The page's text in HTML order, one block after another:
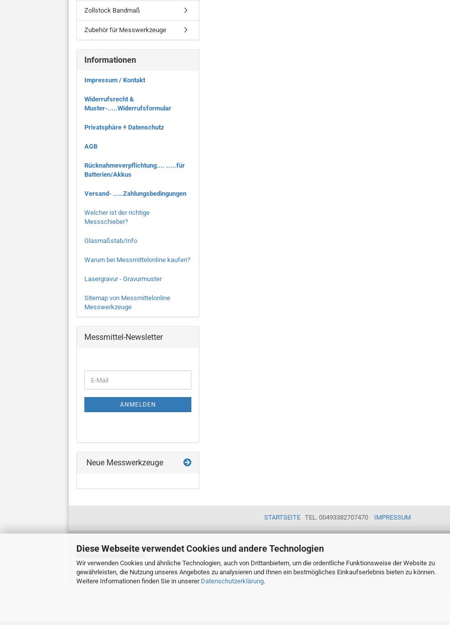
Diese Webseite verwendet Cookies und andere Technologien
Wir verwenden Cookies und ähnliche Technologien, auch von Drittanbietern, um die ordentliche Funktionsweise der Website zu
gewährleisten, die Nutzung unseres Angebotes zu analysieren und Ihnen ein bestmögliches Einkaufserlebnis bieten zu können.
Weitere Informationen finden Sie in unserer Datenschutzerklärung.
Zollstock Bandmaß
Zubehör für Messwerkzeuge
Informationen
Impressum / Kontakt
Widerrufsrecht &
Muster-.....Widerrufsformular
Privatsphäre + Datenschutz
AGB
Rücknahmeverpflichtung.... .....für
Batterien/Akkus
Versand- .....Zahlungsbedingungen
Welcher ist der richtige
Messschieber?
Glasmaßstab/Info
Warum bei Messmittelonline kaufen?
Lasergravur - Gravurmuster
Sitemap von Messmittelonline
Messwerkzeuge
Messmittel-Newsletter
ZUR
ANMELDUNG
E-
Mail
ANMELDEN
Neue Messwerkzeuge
STARTSEITE TEL. 00493382707470 IMPRESSUM
Vertrag widerrufen
Shopsystem